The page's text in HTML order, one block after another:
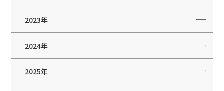
2023年
2024年
2025年